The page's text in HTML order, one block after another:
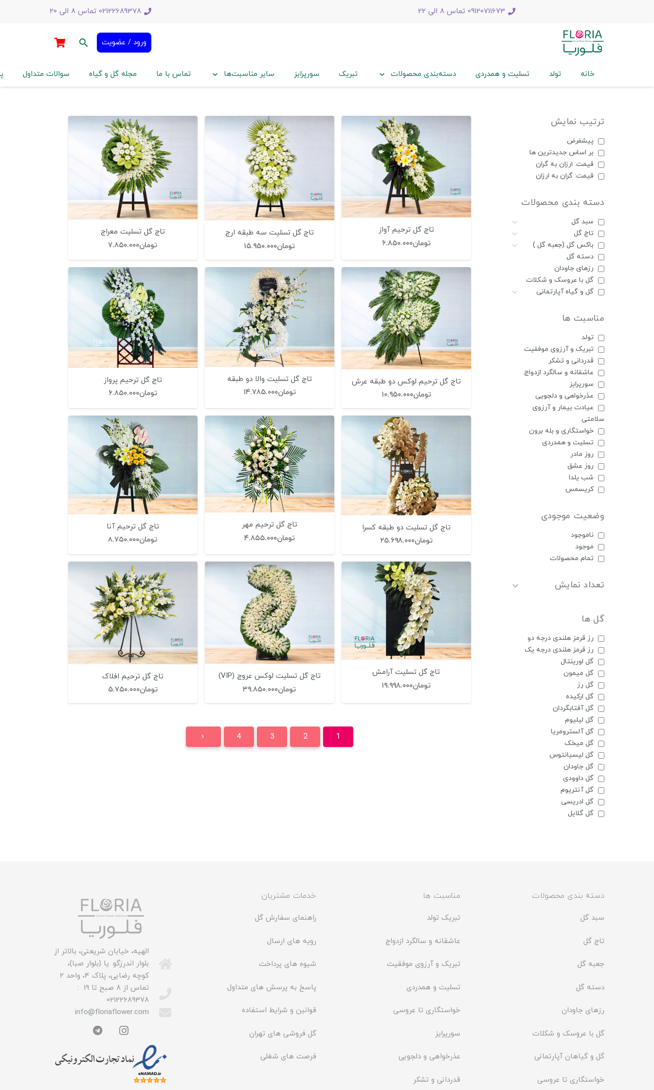
09120711673 تماس 8 الی 22 02122689378 تماس 8 الی 20
ورود / عضویت search
خانه تولد تسلیت و همدردی دسته‌بندی محصولات تبریک سورپرایز سایر مناسبت‌ها تماس با ما مجله گل و گیاه سوالات متداول
تاج گل ترحیم آواز
تومان۶.۸۵۰.۰۰۰
تاج گل تسلیت سه طبقه ارج
تومان۱۵.۹۵۰.۰۰۰
تاج گل تسلیت معراج
تومان۷.۸۵۰.۰۰۰
تاج گل ترحیم لوکس دو طبقه عرش
تومان۱۰.۹۵۰.۰۰۰
تاج گل تسلیت والا دو طبقه
تومان۱۴.۷۸۵.۰۰۰
تاج گل ترحیم پرواز
تومان۶.۸۵۰.۰۰۰
تاج گل تسلیت دو طبقه کسرا
تومان۲۵.۶۹۸.۰۰۰
تاج گل ترحیم مهر
تومان۴.۸۵۵.۰۰۰
تاج گل ترحیم آنا
تومان۸.۷۵۰.۰۰۰
تاج گل تسلیت آرامش
تومان۱۹.۹۹۸.۰۰۰
تاج گل تسلیت لوکس عروج (VIP)
تومان۳۹.۸۵۰.۰۰۰
تاج گل ترحیم افلاک
تومان۵.۷۵۰.۰۰۰
1
2
3
4
ترتیب نمایش
پیشفرض
بر اساس جديدترين ها
قیمت: ارزان به گران
قیمت: گران به ارزان
دسته بندی محصولات
سبد گل
تاج گل
باکس گل (جعبه گل )
دسته گل
رزهای جاودان
گل با عروسک و شکلات
گل و گیاه آپارتمانی
مناسبت ها
تولد
تبریک و آرزوی موفقیت
قدردانی و تشکر
عاشقانه و سالگرد ازدواج
سورپرایز
عذرخواهی و دلجویی
عیادت بیمار و آرزوی
سلامتی
خواستگاری و بله برون
تسلیت و همدردی
روز مادر
روز عشق
شب یلدا
کریسمس
وضعیت موجودی
ناموجود
موجود
تمام محصولات
تعداد نمایش
گل ها
رز قرمز هلندی درجه دو
رز قرمز هلندی درجه یک
گل اورینتال
گل میمون
گل رز
گل ارکیده
گل آفتابگردان
گل لیلیوم
گل آلسترومریا
گل میخک
گل لیسیانتوس
گل جاودان
گل داوودی
گل آنتریوم
گل ادریسی
گل گلایل
دسته بندی محصولات
سبد گل
تاج گل
جعبه گل
دسته گل
رزهای جاودان
گل با عروسک و شکلات
گل و گیاهان آپارتمانی
خواستگاری تا عروسی
مناسبت ها
تبریک تولد
عاشقانه و سالگرد ازدواج
تبریک و آرزوی موفقیت
تسلیت و همدردی
خواستگاری تا عروسی
سورپرایز
عذرخواهی و دلجویی
قدردانی و تشکر
خدمات مشتریان
راهنمای سفارش گل
رویه های ارسال
شیوه های پرداخت
پاسخ به پرسش های متداول
قوانین و شرایط استفاده
گل فروشی های تهران
فرصت های شغلی
الهیه، خیابان شریعتی، بالاتر از
بلوار اندرزگو. یا (بلوار صبا)،
کوچه رضایی، پلاک 4، واحد 2
تماس از 8 صبح تا 19 :
02122689378
info@floriaflower.com